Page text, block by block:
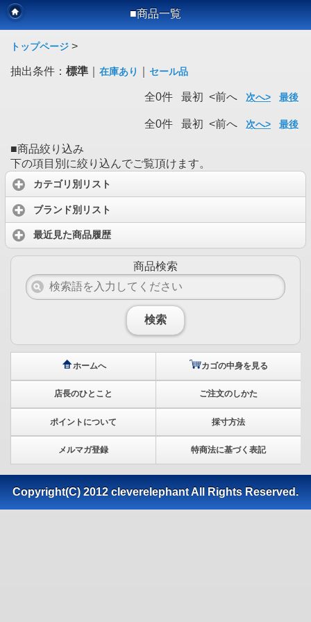
■商品一覧
トップページ >
抽出条件： 標準 在庫あり セール品
全0件 最初 <前へ 次へ> 最後
全0件 最初 <前へ 次へ> 最後
■商品絞り込み
下の項目別に絞り込んでご覧頂けます。
カテゴリ別リスト
ブランド別リスト
最近見た商品履歴
商品検索
検索
ホームへ カゴの中身を見る
店長のひとこと ご注文のしかた
ポイントについて 採寸方法
メルマガ登録 特商法に基づく表記
Copyright(C) 2012 cleverelephant All Rights Reserved.